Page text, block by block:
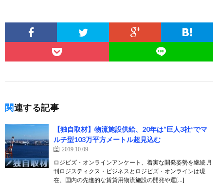
関連する記事
【独自取材】物流施設供給、20年は“巨人3社”でマ
ルチ型103万平方メートル超見込む
2019.10.09
ロジビズ・オンラインアンケート、着実な開発姿勢を継続 月
刊ロジスティクス・ビジネスとロジビズ・オンラインは現
在、国内の先進的な賃貸用物流施設の開発や運[…]